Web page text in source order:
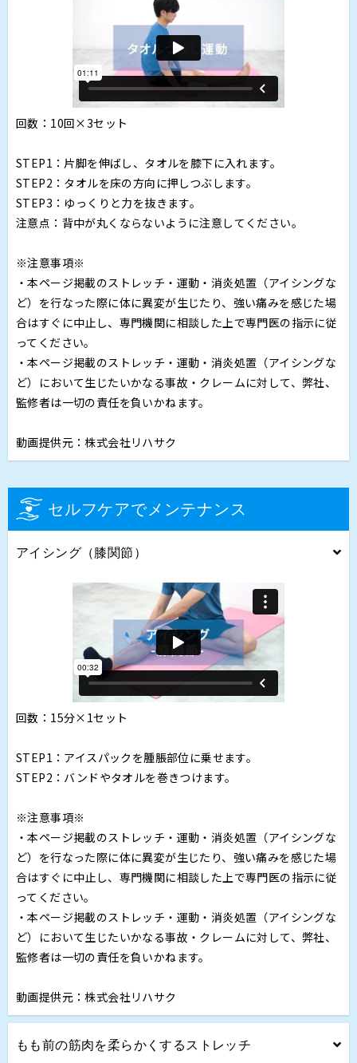
回数：10回×3セット
STEP1：片脚を伸ばし、タオルを膝下に入れます。
STEP2：タオルを床の方向に押しつぶします。
STEP3：ゆっくりと力を抜きます。
注意点：背中が丸くならないように注意してください。
※注意事項※
・本ページ掲載のストレッチ・運動・消炎処置（アイシングな
ど）を行なった際に体に異変が生じたり、強い痛みを感じた場
合はすぐに中止し、専門機関に相談した上で専門医の指示に従
ってください。
・本ページ掲載のストレッチ・運動・消炎処置（アイシングな
ど）において生じたいかなる事故・クレームに対して、弊社、
監修者は一切の責任を負いかねます。
動画提供元：株式会社リハサク
セルフケアでメンテナンス
アイシング（膝関節）
回数：15分×1セット
STEP1：アイスパックを腫脹部位に乗せます。
STEP2：バンドやタオルを巻きつけます。
※注意事項※
・本ページ掲載のストレッチ・運動・消炎処置（アイシングな
ど）を行なった際に体に異変が生じたり、強い痛みを感じた場
合はすぐに中止し、専門機関に相談した上で専門医の指示に従
ってください。
・本ページ掲載のストレッチ・運動・消炎処置（アイシングな
ど）において生じたいかなる事故・クレームに対して、弊社、
監修者は一切の責任を負いかねます。
動画提供元：株式会社リハサク
もも前の筋肉を柔らかくするストレッチ